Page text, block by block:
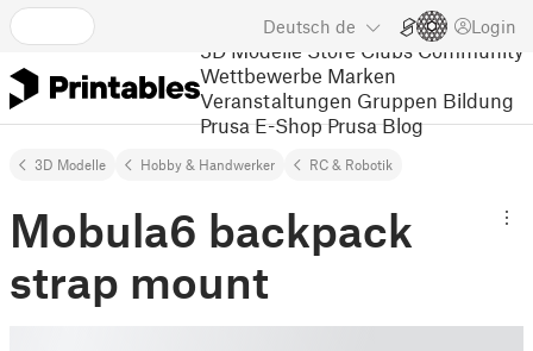
Deutsch de Login
3D Modelle Store Clubs Community
Wettbewerbe Marken
Veranstaltungen Gruppen Bildung
Prusa E-Shop Prusa Blog
3D Modelle Hobby & Handwerker RC & Robotik
Mobula6 backpack
strap mount